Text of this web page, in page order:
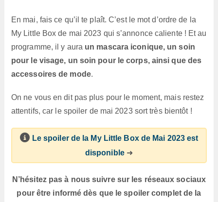
En mai, fais ce qu’il te plaît. C’est le mot d’ordre de la
My Little Box de mai 2023 qui s’annonce caliente ! Et au
programme, il y aura un mascara iconique, un soin
pour le visage, un soin pour le corps, ainsi que des
accessoires de mode.
On ne vous en dit pas plus pour le moment, mais restez
attentifs, car le spoiler de mai 2023 sort très bientôt !
Le spoiler de la My Little Box de Mai 2023 est
disponible➜
N’hésitez pas à nous suivre sur les réseaux sociaux
pour être informé dès que le spoiler complet de la